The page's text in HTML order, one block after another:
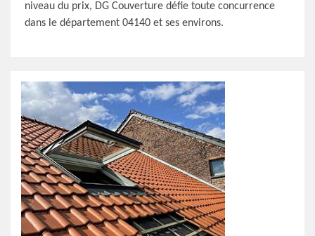
niveau du prix, DG Couverture défie toute concurrence
dans le département 04140 et ses environs.